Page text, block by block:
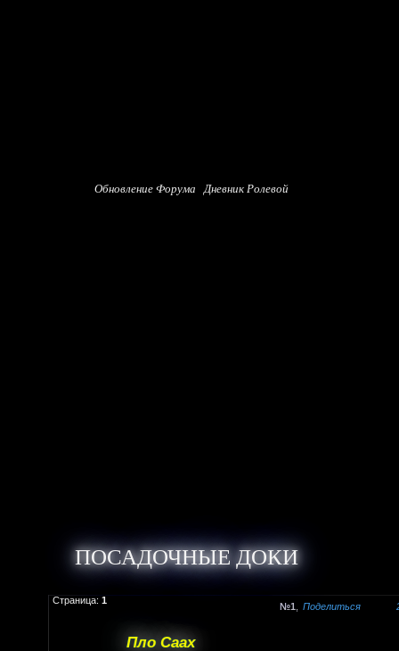
Обновление Форума Дневник Ролевой
ПОСАДОЧНЫЕ ДОКИ
Страница: 1
Поделиться
1
Пло Саах